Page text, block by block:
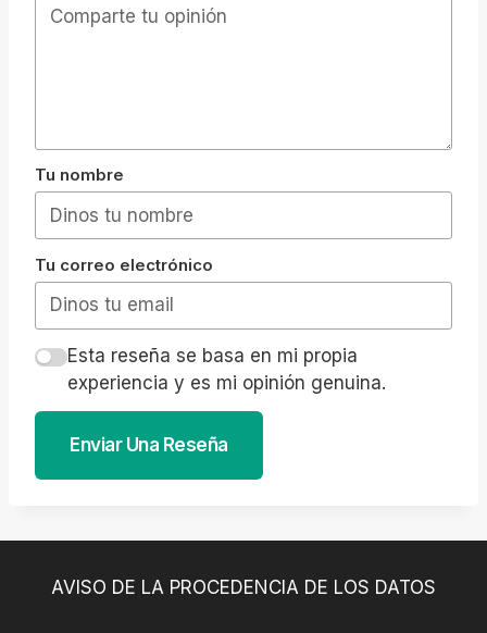
Tu nombre
Tu correo electrónico
Esta reseña se basa en mi propia
experiencia y es mi opinión genuina.
Enviar Una Reseña
AVISO DE LA PROCEDENCIA DE LOS DATOS